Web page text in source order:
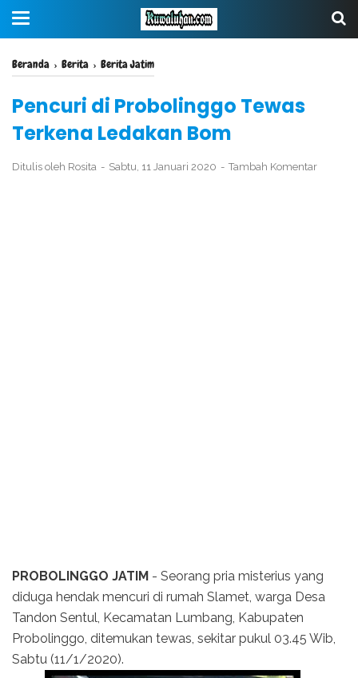
Beranda › Berita › Berita Jatim
Pencuri di Probolinggo Tewas
Terkena Ledakan Bom
Ditulis oleh Rosita Sabtu, 11 Januari 2020 Tambah Komentar
PROBOLINGGO JATIM - Seorang pria misterius yang
diduga hendak mencuri di rumah Slamet, warga Desa
Tandon Sentul, Kecamatan Lumbang, Kabupaten
Probolinggo, ditemukan tewas, sekitar pukul 03.45 Wib,
Sabtu (11/1/2020).